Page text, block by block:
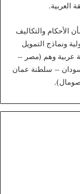
العربية.
الأحكام والتكاليف
ونماذج التمويل
يأتي بمشاركة ٢٩ متدربًا من ١٢ دولة عربية وهم (مصر –
– سلطنة عمان